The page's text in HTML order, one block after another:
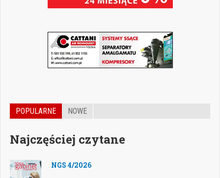
POPULARNE NOWE
Najczęściej czytane
NGS 4/2026